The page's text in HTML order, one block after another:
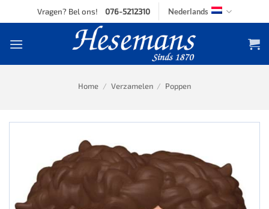
to
Vragen? Bel ons! 076-5212310 Nederlands
Home / Verzamelen / Poppen